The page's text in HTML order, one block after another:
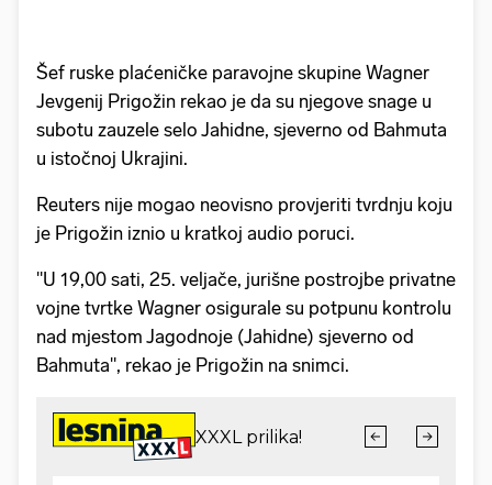
Šef ruske plaćeničke paravojne skupine Wagner
Jevgenij Prigožin rekao je da su njegove snage u
subotu zauzele selo Jahidne, sjeverno od Bahmuta
u istočnoj Ukrajini.
Reuters nije mogao neovisno provjeriti tvrdnju koju
je Prigožin iznio u kratkoj audio poruci.
"U 19,00 sati, 25. veljače, jurišne postrojbe privatne
vojne tvrtke Wagner osigurale su potpunu kontrolu
nad mjestom Jagodnoje (Jahidne) sjeverno od
Bahmuta", rekao je Prigožin na snimci.